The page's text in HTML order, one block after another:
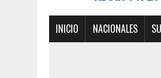
INICIO NACIONALES